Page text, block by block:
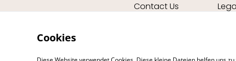
Contact Us
Cookies